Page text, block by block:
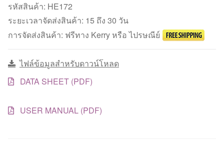
รหัสสินค้า: HE172
ระยะเวลาจัดส่งสินค้า: 15 ถึง 30 วัน
การจัดส่งสินค้า: ฟรีทาง Kerry หรือ ไปรษณีย์
ไฟล์ข้อมูลสำหรับดาวน์โหลด
DATA SHEET (PDF)
USER MANUAL (PDF)